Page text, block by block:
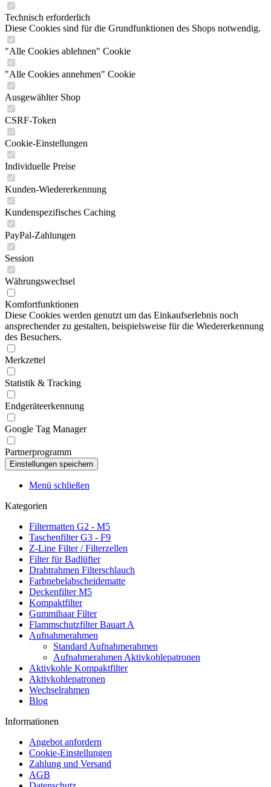
Technisch erforderlich
Diese Cookies sind für die Grundfunktionen des Shops notwendig.
"Alle Cookies ablehnen" Cookie
"Alle Cookies annehmen" Cookie
Ausgewählter Shop
CSRF-Token
Cookie-Einstellungen
Individuelle Preise
Kunden-Wiedererkennung
Kundenspezifisches Caching
PayPal-Zahlungen
Session
Währungswechsel
Komfortfunktionen
Diese Cookies werden genutzt um das Einkaufserlebnis noch
ansprechender zu gestalten, beispielsweise für die Wiedererkennung
des Besuchers.
Merkzettel
Statistik & Tracking
Endgeräteerkennung
Google Tag Manager
Partnerprogramm
Menü schließen
Kategorien
Filtermatten G2 - M5
Taschenfilter G3 - F9
Z-Line Filter / Filterzellen
Filter für Badlüfter
Drahtrahmen Filterschlauch
Farbnebelabscheidematte
Deckenfilter M5
Kompaktfilter
Gummihaar Filter
Flammschutzfilter Bauart A
Aufnahmerahmen
Standard Aufnahmerahmen
Aufnahmerahmen Aktivkohlepatronen
Aktivkohle Kompaktfilter
Aktivkohlepatronen
Wechselrahmen
Blog
Informationen
Angebot anfordern
Cookie-Einstellungen
Zahlung und Versand
AGB